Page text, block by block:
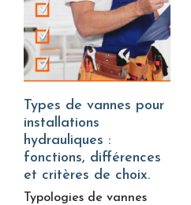
Types de vannes pour
installations
hydrauliques :
fonctions, différences
et critères de choix.
Typologies de vannes